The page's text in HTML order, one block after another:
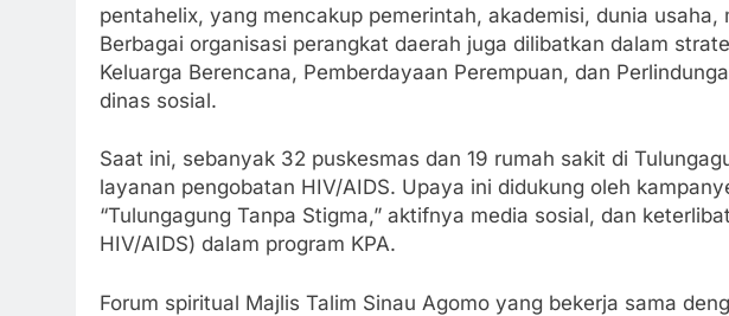
pentahelix, yang mencakup pemerintah, akademisi, dunia usaha,
Berbagai organisasi perangkat daerah juga dilibatkan dalam
Keluarga Berencana, Pemberdayaan Perempuan, dan
dinas sosial.
Saat ini, sebanyak 32 puskesmas dan 19 rumah sakit di
layanan pengobatan HIV/AIDS. Upaya ini didukung oleh
“Tulungagung Tanpa Stigma,” aktifnya media sosial, dan
HIV/AIDS) dalam program KPA.
Forum spiritual Majlis Talim Sinau Agomo yang bekerja sama